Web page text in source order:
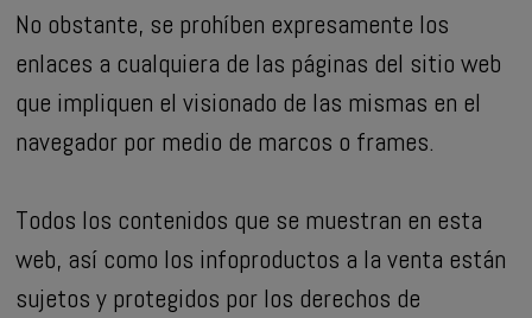
No obstante, se prohíben expresamente los
enlaces a cualquiera de las páginas del sitio web
que impliquen el visionado de las mismas en el
navegador por medio de marcos o frames.
Todos los contenidos que se muestran en esta
web, así como los infoproductos a la venta están
sujetos y protegidos por los derechos de